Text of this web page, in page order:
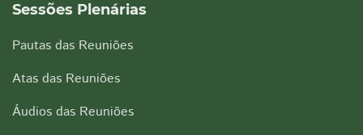
Sessões Plenárias
Pautas das Reuniões
Atas das Reuniões
Áudios das Reuniões